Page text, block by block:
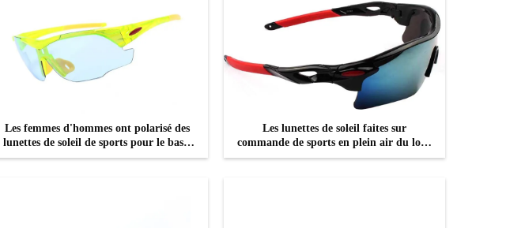
Les femmes d'hommes ont polarisé des
lunettes de soleil de sports pour le base-
ball de recyclage pêchant le golf courant
Les lunettes de soleil faites sur
commande de sports en plein air du logo
UV400 brisent la preuve